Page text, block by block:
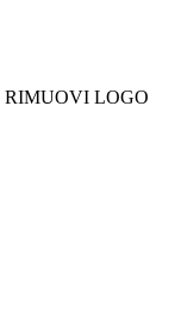
RIMUOVI LOGO